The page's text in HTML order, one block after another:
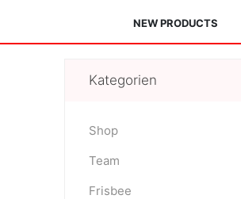
NEW PRODUCTS
Kategorien
Shop
Team
Frisbee